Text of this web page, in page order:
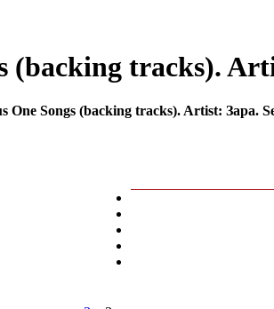
(backing tracks).
One Songs (backing tracks). Artist: Зара.